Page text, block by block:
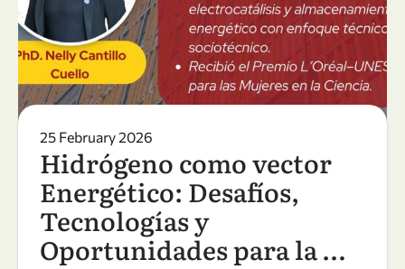
25 February 2026
Hidrógeno como vector
Energético: Desafíos,
Tecnologías y
Oportunidades para la …